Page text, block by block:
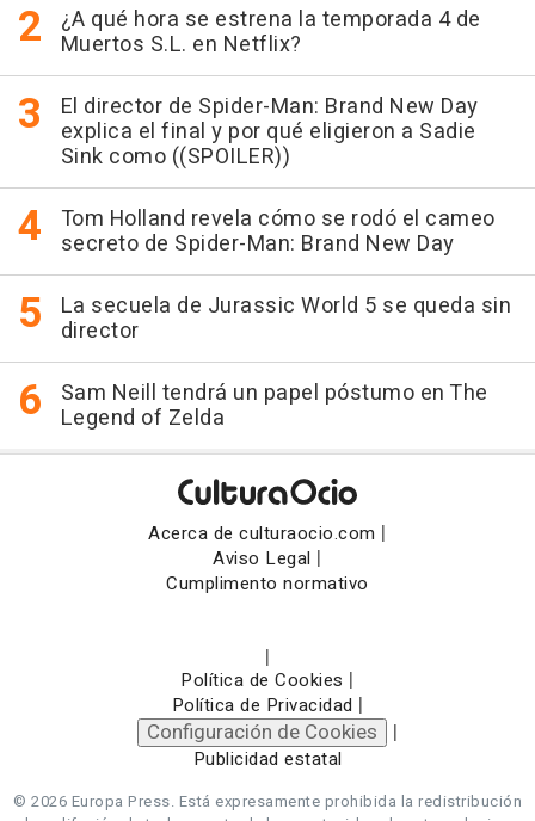
¿A qué hora se estrena la temporada 4 de
Muertos S.L. en Netflix?
El director de Spider-Man: Brand New Day
explica el final y por qué eligieron a Sadie
Sink como ((SPOILER))
Tom Holland revela cómo se rodó el cameo
secreto de Spider-Man: Brand New Day
La secuela de Jurassic World 5 se queda sin
director
Sam Neill tendrá un papel póstumo en The
Legend of Zelda
Acerca de culturaocio.com |
Aviso Legal |
Cumplimento normativo
|
Política de Cookies |
Política de Privacidad |
Configuración de Cookies |
Publicidad estatal
© 2026 Europa Press. Está expresamente prohibida la redistribución